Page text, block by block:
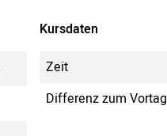
Kursdaten
Zeit
Differenz zum Vortag